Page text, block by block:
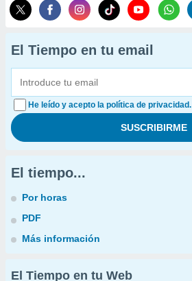
El Tiempo en tu email
He leído y acepto la política de privacidad.
El tiempo...
Por horas
PDF
Más información
El Tiempo en tu Web